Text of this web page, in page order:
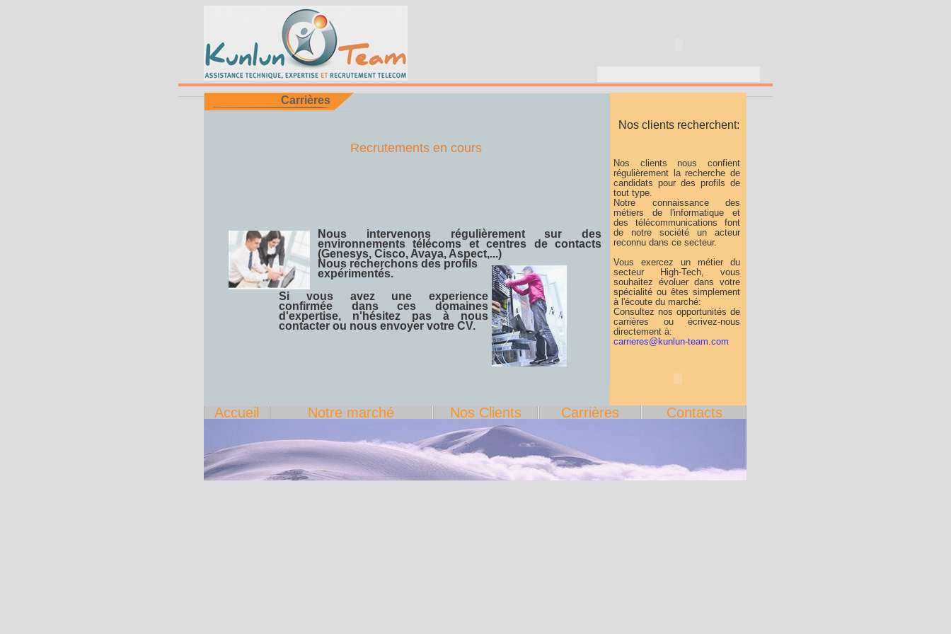
Accueil Notre marché Nos Clients Carrières Contacts
Carrières
Nos clients recherchent:
Recrutements en cours
Nos clients nous confient
régulièrement la recherche de
candidats pour des profils de
tout type.
Notre connaissance des
métiers de l'informatique et
des télécommunications font
de notre société un acteur
reconnu dans ce secteur.
Vous exercez un métier du
secteur High-Tech, vous
souhaitez évoluer dans votre
spécialité ou êtes simplement
à l'écoute du marché:
Consultez nos opportunités de
carrières ou écrivez-nous
directement à:
carrieres@kunlun-team.com
Nous intervenons régulièrement sur des
environnements télécoms et centres de contacts
(Genesys, Cisco, Avaya, Aspect,...)
Nous recherchons des profils
expérimentés.
Si vous avez une experience
confirmée dans ces domaines
d'expertise, n'hésitez pas à nous
contacter ou nous envoyer votre CV.